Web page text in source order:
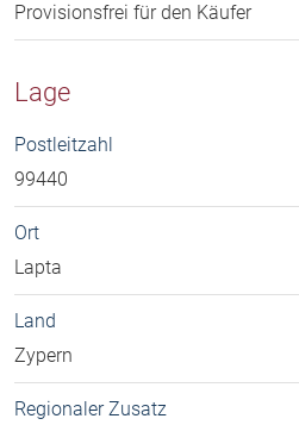
Provisionsfrei für den Käufer
Lage
Postleitzahl
99440
Ort
Lapta
Land
Zypern
Regionaler Zusatz